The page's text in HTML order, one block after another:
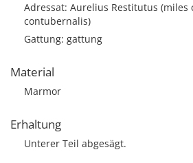
Adressat: Aurelius Restitutus (miles
contubernalis)
Gattung: gattung
Material
Marmor
Erhaltung
Unterer Teil abgesägt.